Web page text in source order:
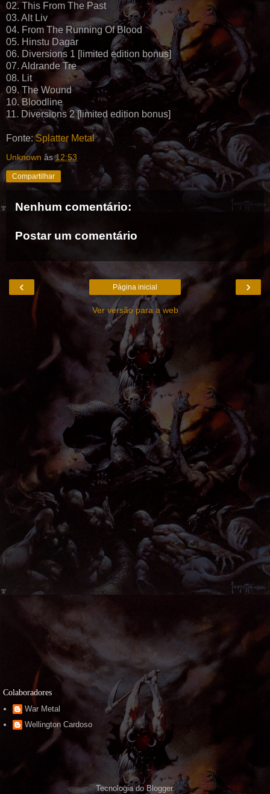
02. This From The Past
03. Alt Liv
04. From The Running Of Blood
05. Hinstu Dagar
06. Diversions 1 [limited edition bonus]
07. Aldrande Tre
08. Lit
09. The Wound
10. Bloodline
11. Diversions 2 [limited edition bonus]
Fonte:Splatter Metal
Unknown às12:53
Compartilhar
Nenhum comentário:
Postar um comentário
‹ ›
Página inicial
Ver versão para a web
Colaboradores
War Metal
Wellington Cardoso
Tecnologia doBlogger.